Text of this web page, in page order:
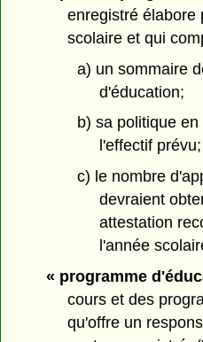
enregistré élabore
scolaire et qui
a) un sommaire
d'éducation;
b) sa politique
l'effectif prévu;
c) le nombre
devraient
attestation
l'année
« programme
cours et des
qu'offre un